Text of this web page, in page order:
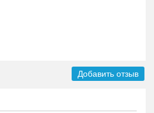
Добавить отзыв